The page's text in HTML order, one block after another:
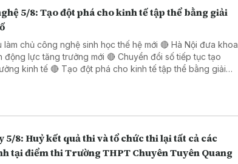
5/8: Tạo đột phá cho kinh tế tập thể bằng giải
làm chủ công nghệ sinh học thế hệ mới 🔴 Hà Nội đưa khoa
động lực tăng trưởng mới 🔴 Chuyển đổi số tiếp tục tạo
kinh tế tập thể bằng giải
5/8: Huỷ kết quả thi và tổ chức thi lại tất cả các
tại điểm thi Trường THPT Chuyên Tuyên Quang